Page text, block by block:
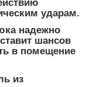
ударам.
надежно
шансов
в помещение
из